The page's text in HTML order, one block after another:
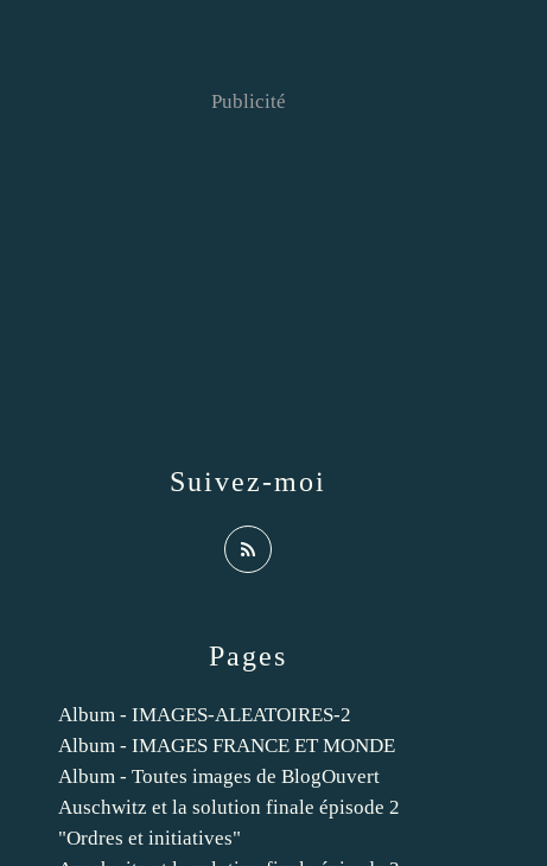
Pages
Album - IMAGES-ALEATOIRES-2
Album - IMAGES FRANCE ET MONDE
Album - Toutes images de BlogOuvert
Auschwitz et la solution finale épisode 2
"Ordres et initiatives"
Suivez-moi
Publicité